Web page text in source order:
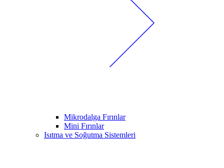
Mikrodalga Fırınlar
Mini Fırınlar
Isıtma ve Soğutma Sistemleri